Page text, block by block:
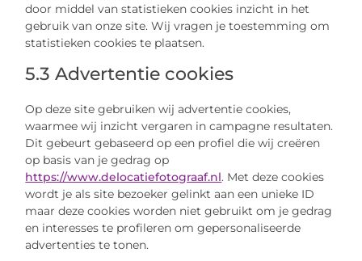
door middel van statistieken cookies inzicht in het
gebruik van onze site. Wij vragen je toestemming om
statistieken cookies te plaatsen.
5.3 Advertentie cookies
Op deze site gebruiken wij advertentie cookies,
waarmee wij inzicht vergaren in campagne resultaten.
Dit gebeurt gebaseerd op een profiel die wij creëren
op basis van je gedrag op
https://www.delocatiefotograaf.nl. Met deze cookies
wordt je als site bezoeker gelinkt aan een unieke ID
maar deze cookies worden niet gebruikt om je gedrag
en interesses te profileren om gepersonaliseerde
advertenties te tonen.